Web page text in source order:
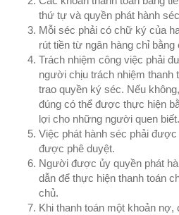
thứ tự và quyền phát hành
Mỗi séc phải có chữ ký của
rút tiền từ ngân hàng chỉ
Trách nhiệm công việc phải
người chịu trách nhiệm thanh
trao quyền ký séc. Nếu
đúng có thể được thực hiện
lợi cho những người quen biết.
Việc phát hành séc phải
được phê duyệt.
Người được ủy quyền phát
dẫn để thực hiện thanh toán
chủ.
Khi thanh toán một khoản nợ,